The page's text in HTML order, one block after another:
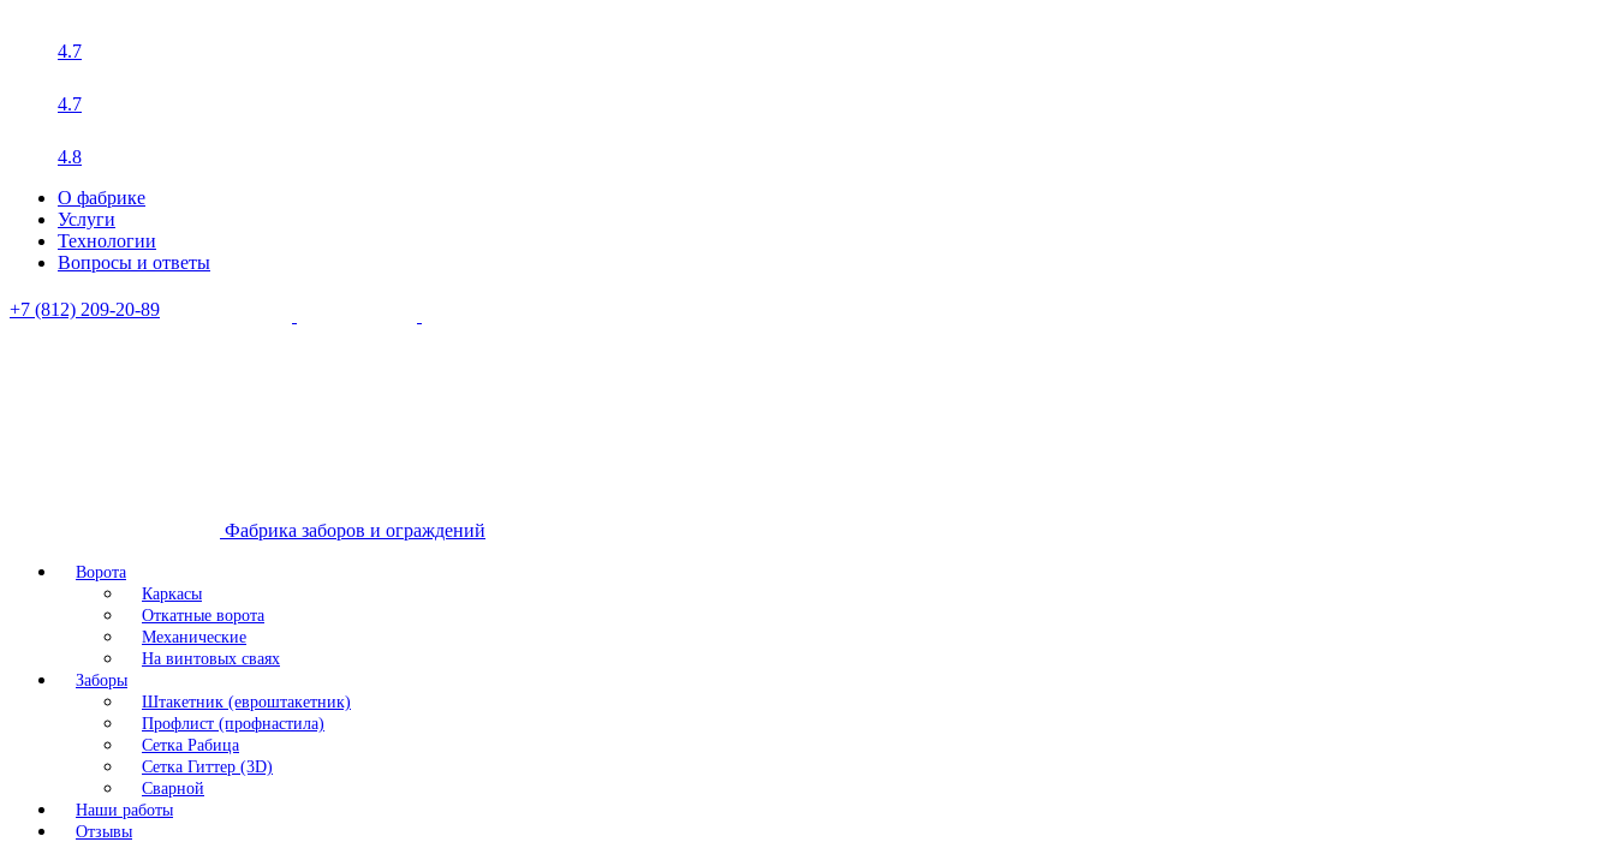
4.7
4.7
4.8
О фабрике
Услуги
Технологии
Вопросы и ответы
+7 (812) 209-20-89
Фабрика заборов и ограждений
Ворота
Каркасы
Откатные ворота
Механические
На винтовых сваях
Заборы
Штакетник (евроштакетник)
Профлист (профнастила)
Сетка Рабица
Сетка Гиттер (3D)
Сварной
Наши работы
Отзывы